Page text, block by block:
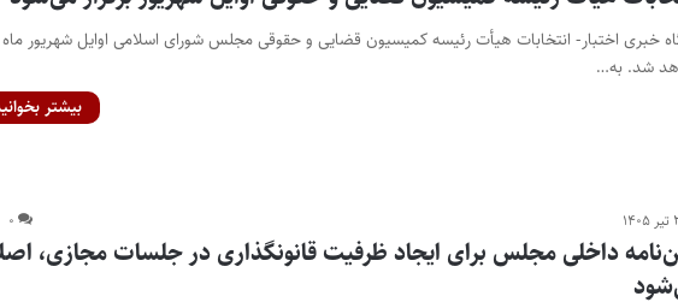
خبری اختبار- انتخابات هیأت رئیسه کمیسیون قضایی و حقوقی مجلس شورای اسلامی اوایل شهریور ماه
شد. به…
بیشتر
۰
داخلی مجلس برای ایجاد ظرفیت قانونگذاری در جلسات مجازی،